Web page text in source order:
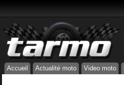
Accueil Actualité moto Video moto